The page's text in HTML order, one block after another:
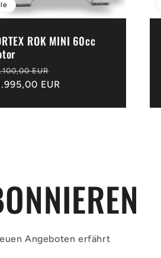
ROK MINI 60cc
EUR
EUR
Angeboten erfährt